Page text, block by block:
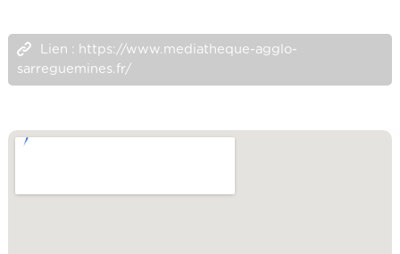
Lien : https://www.mediatheque-agglo-
sarreguemines.fr/